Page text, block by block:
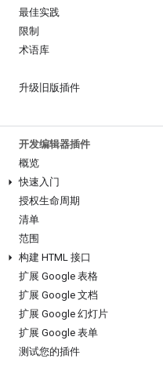
最佳实践
限制
术语库
升级旧版插件
开发编辑器插件
概览
快速入门
授权生命周期
清单
范围
构建 HTML 接口
扩展 Google 表格
扩展 Google 文档
扩展 Google 幻灯片
扩展 Google 表单
测试您的插件